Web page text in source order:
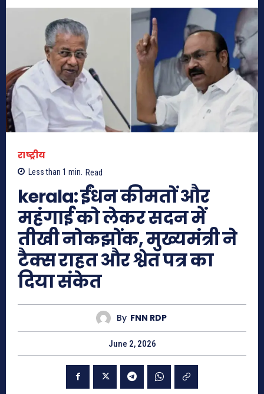
राष्ट्रीय
Less than 1 min. Read
kerala: ईंधन कीमतों और
महंगाई को लेकर सदन में
तीखी नोकझोंक, मुख्यमंत्री ने
टैक्स राहत और श्वेत पत्र का
दिया संकेत
By FNN RDP
June 2, 2026